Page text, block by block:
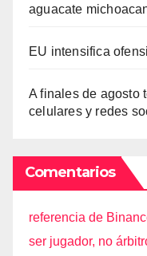
aguacate
EU intensifica
A finales de agosto
celulares y redes
Comentarios
referencia de
ser jugador, no